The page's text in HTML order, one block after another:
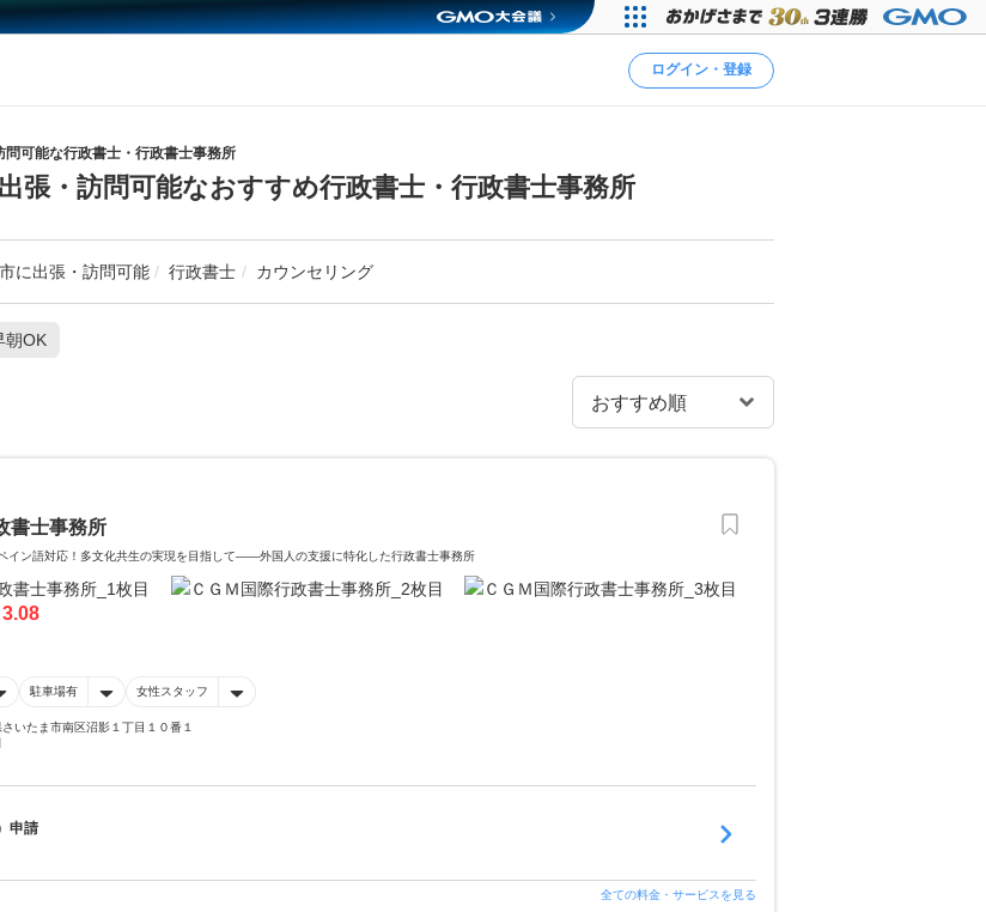
ログイン・登録
可能な行政書士・行政書士事務所
張・訪問可能なおすすめ行政書士・行政書士事務所
に出張・訪問可能 行政書士 カウンセリング
朝OK
書士事務所
イン語対応！多文化共生の実現を目指して――外国人の支援に特化した行政書士事務所
3.08
駐車場有 女性スタッフ
いたま市南区沼影１丁目１０番１
申請
全ての料金・サービスを見る